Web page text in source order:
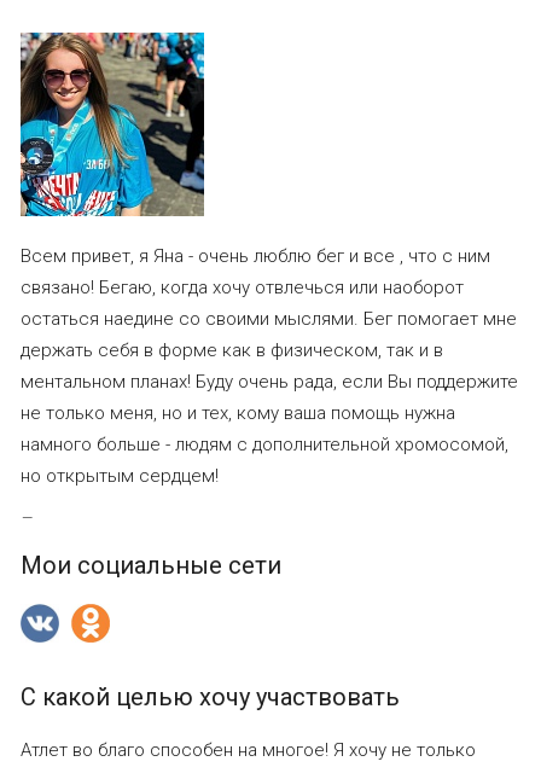
Всем привет, я Яна - очень люблю бег и все , что с ним
связано! Бегаю, когда хочу отвлечься или наоборот
остаться наедине со своими мыслями. Бег помогает мне
держать себя в форме как в физическом, так и в
ментальном планах! Буду очень рада, если Вы поддержите
не только меня, но и тех, кому ваша помощь нужна
намного больше - людям с дополнительной хромосомой,
но открытым сердцем!
—
Мои социальные сети
С какой целью хочу участвовать
Атлет во благо способен на многое! Я хочу не только